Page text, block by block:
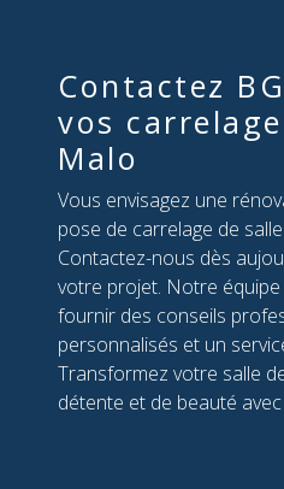
Contactez
vos
Malo
Vous envisagez une
pose de carrelage de
Contactez-nous dès
votre projet. Notre
fournir des conseils
personnalisés et un
Transformez votre salle
détente et de beauté